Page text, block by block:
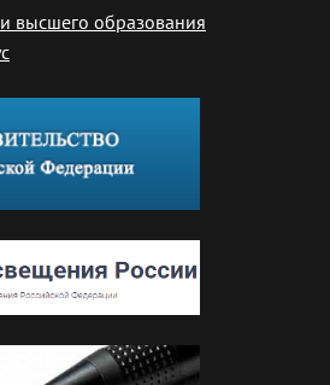
высшего образования